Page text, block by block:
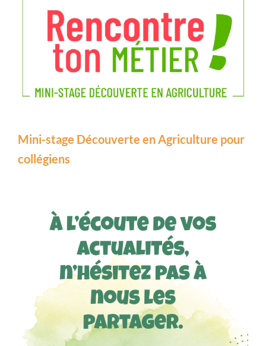
Mini-stage Découverte en Agriculture pour
collégiens